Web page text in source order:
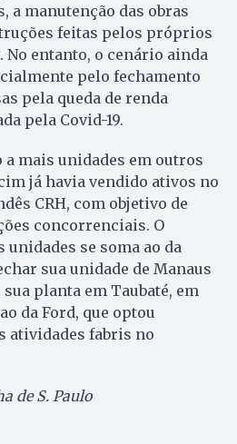
a manutenção das obras
feitas pelos próprios
No entanto, o cenário ainda
pelo fechamento
pela queda de renda
pela Covid-19.
mais unidades em outros
já havia vendido ativos no
CRH, com objetivo de
concorrenciais. O
unidades se soma ao da
sua unidade de Manaus
sua planta em Taubaté, em
da Ford, que optou
atividades fabris no
de S. Paulo